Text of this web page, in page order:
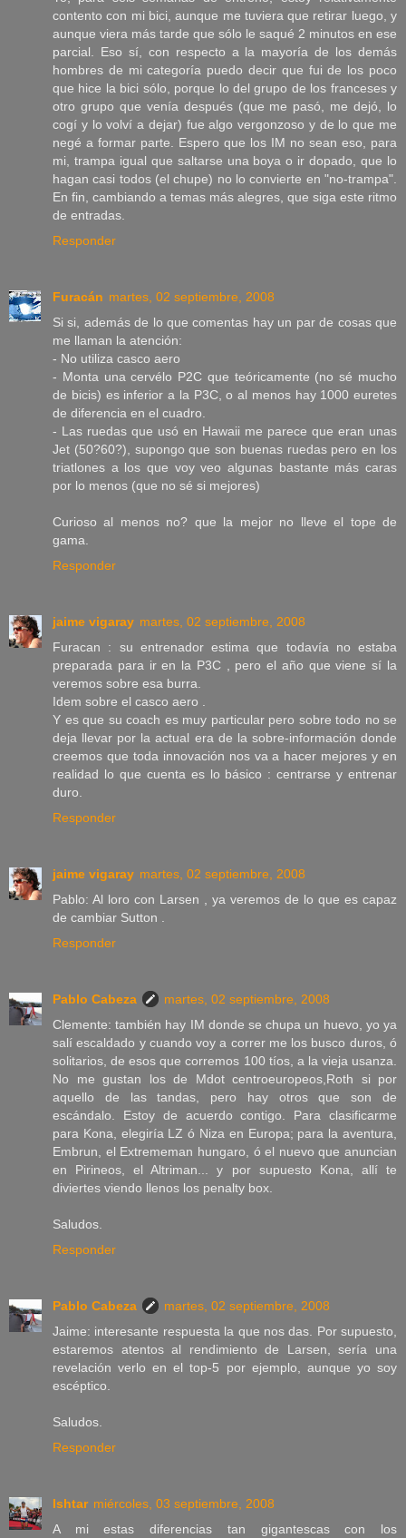
contento con mi bici, aunque me tuviera que retirar luego, y
aunque viera más tarde que sólo le saqué 2 minutos en ese
parcial. Eso sí, con respecto a la mayoría de los demás
hombres de mi categoría puedo decir que fui de los poco
que hice la bici sólo, porque lo del grupo de los franceses y
otro grupo que venía después (que me pasó, me dejó, lo
cogí y lo volví a dejar) fue algo vergonzoso y de lo que me
negé a formar parte. Espero que los IM no sean eso, para
mi, trampa igual que saltarse una boya o ir dopado, que lo
hagan casi todos (el chupe) no lo convierte en "no-trampa".
En fin, cambiando a temas más alegres, que siga este ritmo
de entradas.
Responder
Furacán martes, 02 septiembre, 2008
Si si, además de lo que comentas hay un par de cosas que
me llaman la atención:
- No utiliza casco aero
- Monta una cervélo P2C que teóricamente (no sé mucho
de bicis) es inferior a la P3C, o al menos hay 1000 euretes
de diferencia en el cuadro.
- Las ruedas que usó en Hawaii me parece que eran unas
Jet (50?60?), supongo que son buenas ruedas pero en los
triatlones a los que voy veo algunas bastante más caras
por lo menos (que no sé si mejores)
Curioso al menos no? que la mejor no lleve el tope de
gama.
Responder
jaime vigaray martes, 02 septiembre, 2008
Furacan : su entrenador estima que todavía no estaba
preparada para ir en la P3C , pero el año que viene sí la
veremos sobre esa burra.
Idem sobre el casco aero .
Y es que su coach es muy particular pero sobre todo no se
deja llevar por la actual era de la sobre-información donde
creemos que toda innovación nos va a hacer mejores y en
realidad lo que cuenta es lo básico : centrarse y entrenar
duro.
Responder
jaime vigaray martes, 02 septiembre, 2008
Pablo: Al loro con Larsen , ya veremos de lo que es capaz
de cambiar Sutton .
Responder
Pablo Cabeza
martes, 02 septiembre, 2008
Clemente: también hay IM donde se chupa un huevo, yo ya
salí escaldado y cuando voy a correr me los busco duros, ó
solitarios, de esos que corremos 100 tíos, a la vieja usanza.
No me gustan los de Mdot centroeuropeos,Roth si por
aquello de las tandas, pero hay otros que son de
escándalo. Estoy de acuerdo contigo. Para clasificarme
para Kona, elegiría LZ ó Niza en Europa; para la aventura,
Embrun, el Extrememan hungaro, ó el nuevo que anuncian
en Pirineos, el Altriman... y por supuesto Kona, allí te
diviertes viendo llenos los penalty box.
Saludos.
Responder
Pablo Cabeza
martes, 02 septiembre, 2008
Jaime: interesante respuesta la que nos das. Por supuesto,
estaremos atentos al rendimiento de Larsen, sería una
revelación verlo en el top-5 por ejemplo, aunque yo soy
escéptico.
Saludos.
Responder
Ishtar miércoles, 03 septiembre, 2008
A mi estas diferencias tan gigantescas con los